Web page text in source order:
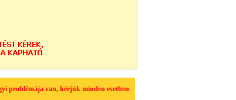
problémája van, kérjük minden esetben